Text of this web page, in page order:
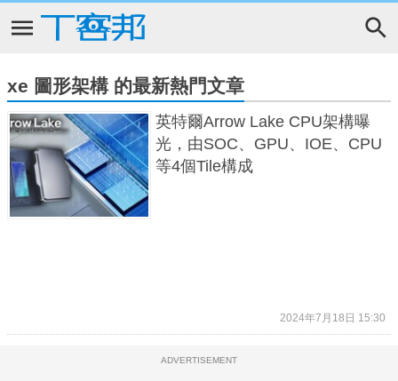
xe 圖形架構 的最新熱門文章
英特爾Arrow Lake CPU架構曝
光，由SOC、GPU、IOE、CPU
等4個Tile構成
2024年7月18日 15:30
ADVERTISEMENT